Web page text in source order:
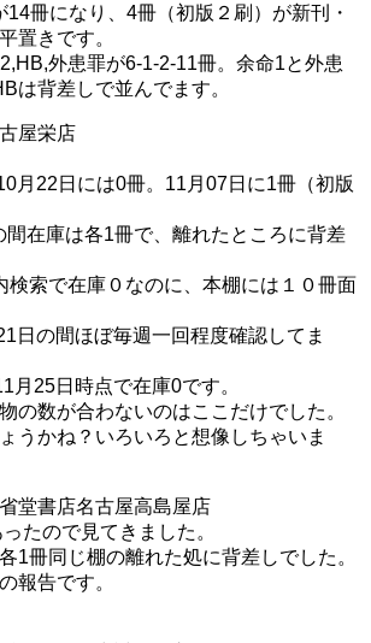
14冊になり、4冊（初版２刷）が新刊・
置きです。
外患罪が6-1-2-11冊。余命1と外患
は背差しで並んでます。
屋栄店
月22日には0冊。11月07日に1冊（初版
在庫は各1冊で、離れたところに背差
検索で在庫０なのに、本棚には１０冊面
日の間ほぼ毎週一回程度確認してま
月25日時点で在庫0です。
の数が合わないのはここだけでした。
うかね？いろいろと想像しちゃいま
堂書店名古屋高島屋店
たので見てきました。
1冊同じ棚の離れた処に背差しでした。
報告です。